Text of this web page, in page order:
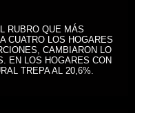
RUBRO QUE MÁS
CUATRO LOS HOGARES
CAMBIARON LO
EN LOS HOGARES CON
TREPA AL 20,6%.